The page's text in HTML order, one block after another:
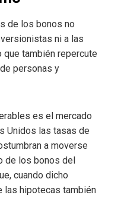
de los bonos no
ni a las
también repercute
personas y
es el mercado
Unidos las tasas de
a moverse
de los bonos del
cuando dicho
las hipotecas también